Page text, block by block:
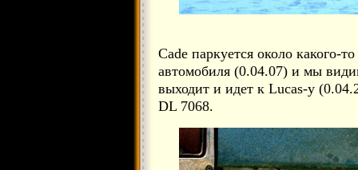
Cade паркуется около какого-
автомобиля (0.04.07) и мы
выходит и идет к Lucas-у
DL 7068.